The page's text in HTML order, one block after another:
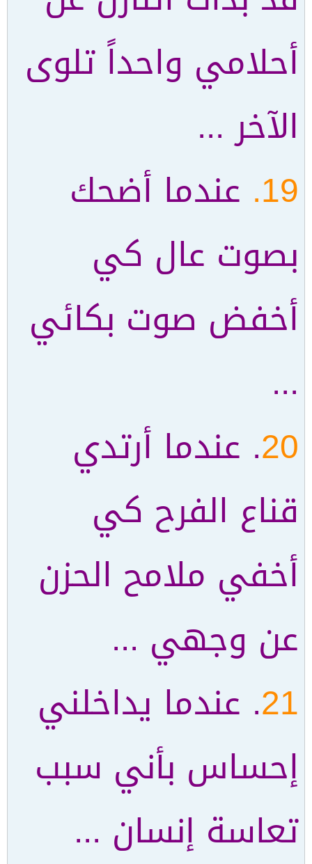
أحلامي واحداً تلوى
الآخر ...
19. عندما أضحك
بصوت عال كي
أخفض صوت بكائي
...
20. عندما أرتدي
قناع الفرح كي
أخفي ملامح الحزن
عن وجهي ...
21. عندما يداخلني
إحساس بأني سبب
تعاسة إنسان ...